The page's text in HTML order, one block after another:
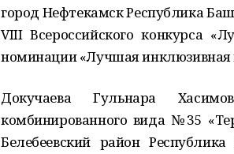
город Нефтекамск Республика
VIII Всероссийского конкурса
номинации «Лучшая инклюзивная
Докучаева Гульнара
комбинированного вида №35
Белебеевский район